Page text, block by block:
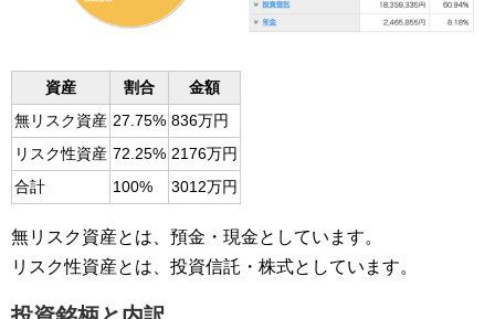
資産 割合
金額
無リスク資産 27.75% 836万円
リスク性資産 72.25% 2176万円
合計
100% 3012万円
無リスク資産とは、預金・現金としています。
リスク性資産とは、投資信託・株式としています。